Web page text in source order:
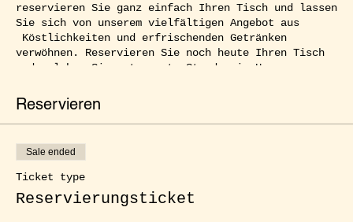
reservieren Sie ganz einfach Ihren Tisch und lassen
Sie sich von unserem vielfältigen Angebot aus
Köstlichkeiten und erfrischenden Getränken
verwöhnen. Reservieren Sie noch heute Ihren Tisch
und erleben Sie entspannte Stunden im Herzen von
Reservieren
Sale ended
Ticket type
Reservierungsticket